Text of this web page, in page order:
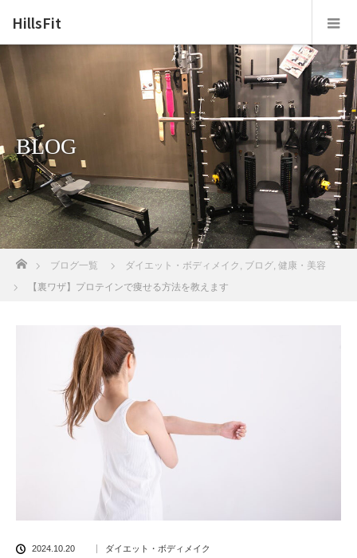
HillsFit
BLOG
ブログ一覧 ダイエット・ボディメイク , ブログ, 健康・美容
【裏ワザ】プロテインで痩せる方法を教えます
2024.10.20 ダイエット・ボディメイク